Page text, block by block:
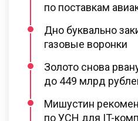
по поставкам
Дно буквально
газовые воронки
Золото снова
до 449 млрд
Мишустин
по УСН для IT-